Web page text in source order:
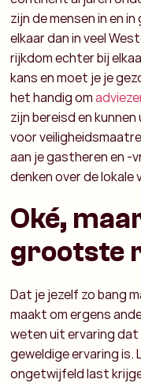
zijn de mensen in en
elkaar dan in veel
rijkdom echter bij
kans en moet je je
het handig om
zijn bereisd en
voor
aan je gastheren en -
denken over de
Oké,
grootste
Dat je jezelf zo bang
maakt om ergens
weten uit ervaring
geweldige ervaring is.
ongetwijfeld last